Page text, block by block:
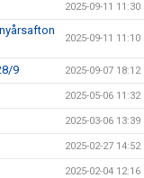
2025-09-11 11:30
2025-09-11 11:10
9 2025-09-07 18:12
2025-05-06 11:32
2025-03-06 13:39
2025-02-27 14:52
2025-02-04 12:16